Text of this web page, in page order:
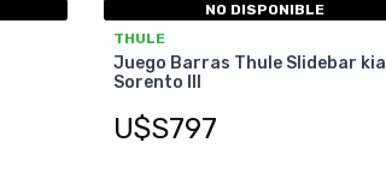
NO DISPONIBLE
THULE
Juego Barras Thule Slidebar kia
Sorento III
U$S797